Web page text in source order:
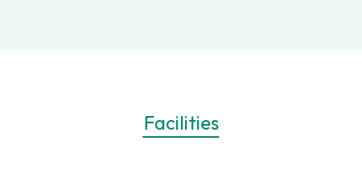
Facilities